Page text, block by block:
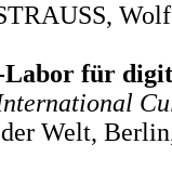
Labor für
Welt,